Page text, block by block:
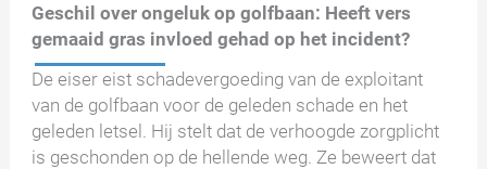
Geschil over ongeluk op golfbaan: Heeft vers
gemaaid gras invloed gehad op het incident?
De eiser eist schadevergoeding van de exploitant
van de golfbaan voor de geleden schade en het
geleden letsel. Hij stelt dat de verhoogde zorgplicht
is geschonden op de hellende weg. Ze beweert dat